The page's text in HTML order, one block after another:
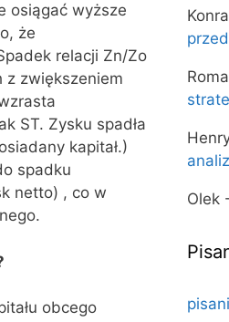
osiągać wyższe
że
relacji Zn/Zo
zwiększeniem
ST. Zysku spadła
kapitał.)
spadku
netto) , co w
obcego
Olek